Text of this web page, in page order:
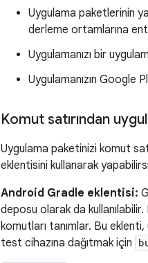
Uygulama paketlerinin
derleme ortamlarına
Uygulamanızı bir
Uygulamanızın Google
Komut satırından
Uygulama paketinizi komut
eklentisini kullanarak
Android Gradle eklentisi:
deposu olarak da
komutları tanımlar. Bu
test cihazına dağıtmak için